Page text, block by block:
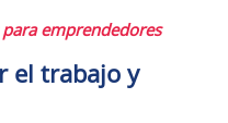
emprendedores
el trabajo y